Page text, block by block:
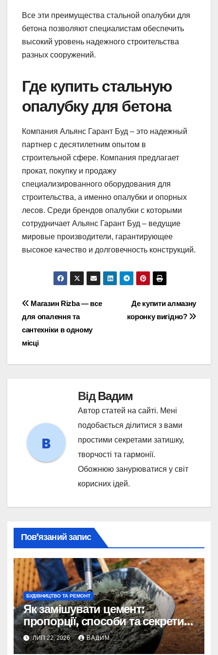
Все эти преимущества стальной опалубки для
бетона позволяют специалистам обеспечить
высокий уровень надежного строительства
разных сооружений.
Где купить стальную
опалубку для бетона
Компания Альянс Гарант Буд – это надежный
партнер с десятилетним опытом в
строительной сфере. Компания предлагает
прокат, покупку и продажу
специализированного оборудования для
строительства, а именно опалубки и опорных
лесов. Среди брендов опалубки с которыми
сотрудничает Альянс Гарант Буд – ведущие
мировые производители, гарантирующее
высокое качество и долговечность конструкций.
Навігація
записів
Де купити алмазну
коронку вигідно?
Магазин Rizba — все
для опалення та
сантехніки в одному
місці
ВідВадим
Автор статей на сайті. Мені
подобається ділитися з вами
простими секретами затишку,
творчості та гармонії.
Обожнюю занурюватися у світ
корисних ідей.
Пов’язаний запис
БУДІВНИЦТВО ТА РЕМОНТ
Як замішувати цемент:
пропорції, способи та секрети
міцного розчину
ЛИП 22, 2026 ВАДИМ